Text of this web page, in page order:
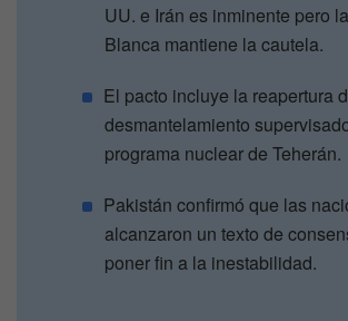
UU. e Irán es inminente pero
Blanca mantiene la cautela.
El pacto incluye la reapertura
desmantelamiento
programa nuclear de Teherán.
Pakistán confirmó que las
alcanzaron un texto de
poner fin a la inestabilidad.